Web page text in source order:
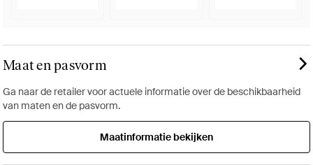
Maat en pasvorm
Ga naar de retailer voor actuele informatie over de beschikbaarheid
van maten en de pasvorm.
Maatinformatie bekijken